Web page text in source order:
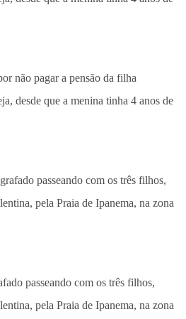
não pagar a pensão da filha
desde que a menina tinha 4 anos de
passeando com os três filhos,
pela Praia de Ipanema, na zona